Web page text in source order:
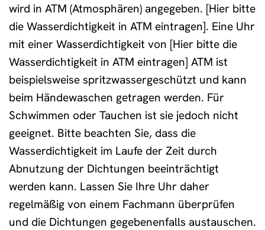
wird in ATM (Atmosphären) angegeben. [Hier bitte
die Wasserdichtigkeit in ATM eintragen]. Eine Uhr
mit einer Wasserdichtigkeit von [Hier bitte die
Wasserdichtigkeit in ATM eintragen] ATM ist
beispielsweise spritzwassergeschützt und kann
beim Händewaschen getragen werden. Für
Schwimmen oder Tauchen ist sie jedoch nicht
geeignet. Bitte beachten Sie, dass die
Wasserdichtigkeit im Laufe der Zeit durch
Abnutzung der Dichtungen beeinträchtigt
werden kann. Lassen Sie Ihre Uhr daher
regelmäßig von einem Fachmann überprüfen
und die Dichtungen gegebenenfalls austauschen.